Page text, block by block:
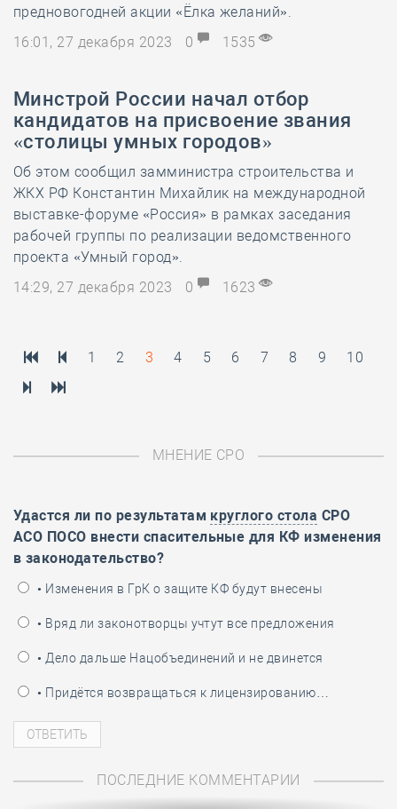
предновогодней акции «Ёлка желаний».
16:01, 27 декабря 2023
0 1535
Минстрой России начал отбор
кандидатов на присвоение звания
«столицы умных городов»
Об этом сообщил замминистра строительства и
ЖКХ РФ Константин Михайлик на международной
выставке-форуме «Россия» в рамках заседания
рабочей группы по реализации ведомственного
проекта «Умный город».
14:29, 27 декабря 2023
0 1623
1 2 3 4 5 6 7 8 9 10
МНЕНИЕ СРО
Удастся ли по результатам круглого стола СРО
АСО ПОСО внести спасительные для КФ изменения
в законодательство?
• Изменения в ГрК о защите КФ будут внесены
• Вряд ли законотворцы учтут все предложения
• Дело дальше Нацобъединений и не двинется
• Придётся возвращаться к лицензированию…
ПОСЛЕДНИЕ КОММЕНТАРИИ